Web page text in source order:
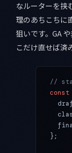
なルーターを挟
理のあちこちに
狙いです。GA
こだけ直せば済
//
const
};